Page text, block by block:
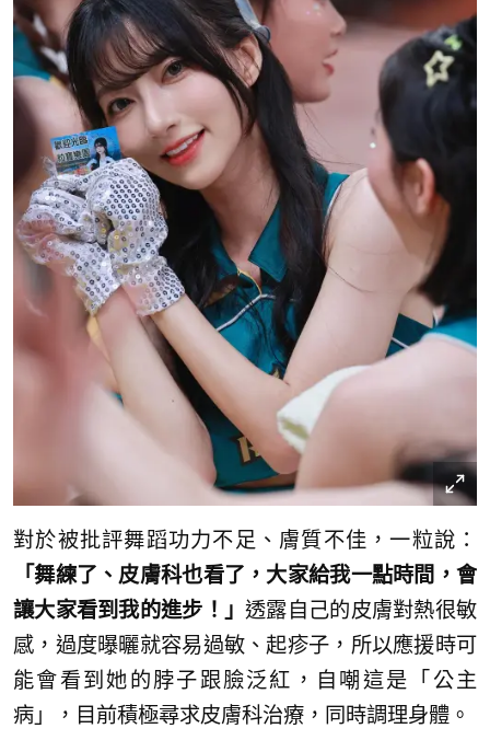
對於被批評舞蹈功力不足、膚質不佳，一粒說：
「舞練了、皮膚科也看了，大家給我一點時間，會
讓大家看到我的進步！」透露自己的皮膚對熱很敏
感，過度曝曬就容易過敏、起疹子，所以應援時可
能會看到她的脖子跟臉泛紅，自嘲這是「公主
病」，目前積極尋求皮膚科治療，同時調理身體。